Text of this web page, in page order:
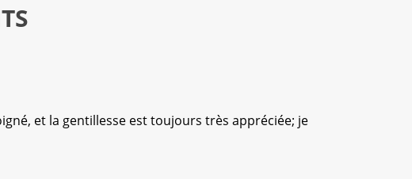
et la gentillesse est toujours très appréciée; je